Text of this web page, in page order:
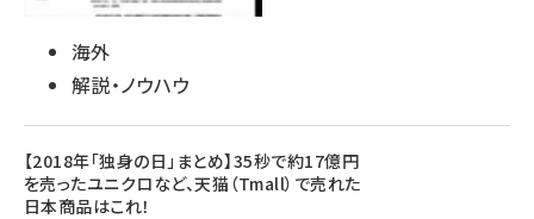
海外
解説・ノウハウ
【2018年「独身の日」まとめ】35秒で約17億円
を売ったユニクロなど、天猫（Tmall）で売れた
日本商品はこれ！